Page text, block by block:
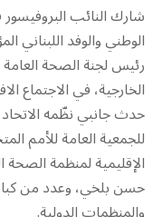
شارك النائب
الوطني والوفد اللبناني
رئيس لجنة الصحة
الخارجية، في الاجتماع
حدث جانبي نظّمه
للجمعية العامة للأمم
الإقليمية لمنظمة
حسن بلخي، وعدد من